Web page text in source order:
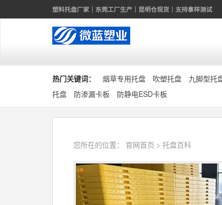
塑料托盘厂家｜东莞工厂生产｜昆明仓现货｜支持拿样测试
热门关键词： 烟草专用托盘 吹塑托盘 九脚型托
托盘
防渗漏卡板 防静电ESD卡板
您所在的位置： 官网首页 > 托盘百科